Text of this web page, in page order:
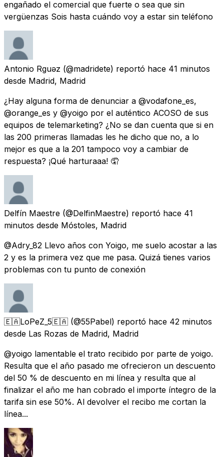
engañado el comercial que fuerte o sea que sin
vergüenzas Sois hasta cuándo voy a estar sin teléfono
Antonio Rguǝz (@madridete) reportó hace 41 minutos
desde Madrid, Madrid
¿Hay alguna forma de denunciar a @vodafone_es,
@orange_es y @yoigo por el auténtico ACOSO de sus
equipos de telemarketing? ¿No se dan cuenta que si en
las 200 primeras llamadas les he dicho que no, a lo
mejor es que a la 201 tampoco voy a cambiar de
respuesta? ¡Qué harturaaa! 🤦
Delfín Maestre (@DelfinMaestre) reportó hace 41
minutos desde Móstoles, Madrid
@Adry_82 Llevo años con Yoigo, me suelo acostar a las
2 y es la primera vez que me pasa. Quizá tienes varios
problemas con tu punto de conexión
🇪🇦LoPeZ_5🇪🇦 (@55Pabel) reportó hace 42 minutos
desde Las Rozas de Madrid, Madrid
@yoigo lamentable el trato recibido por parte de yoigo.
Resulta que el año pasado me ofrecieron un descuento
del 50 % de descuento en mi línea y resulta que al
finalizar el año me han cobrado el importe íntegro de la
tarifa sin ese 50%. Al devolver el recibo me cortan la
línea...